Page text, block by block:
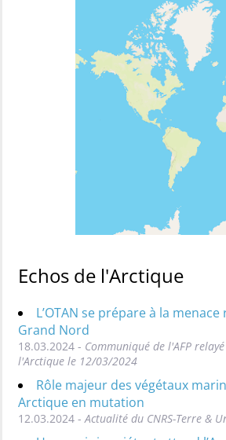
Echos de l'Arctique
L’OTAN se prépare à la
Grand Nord
18.03.2024 - Communiqué de l'AFP
l'Arctique le 12/03/2024
Rôle majeur des végétaux
Arctique en mutation
12.03.2024 - Actualité du CNRS-Terre &